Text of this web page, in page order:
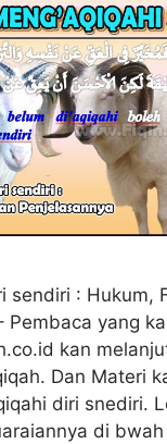
sendiri : Hukum,
Pembaca yang
kan
Dan Materi
diri snediri.
di bwah